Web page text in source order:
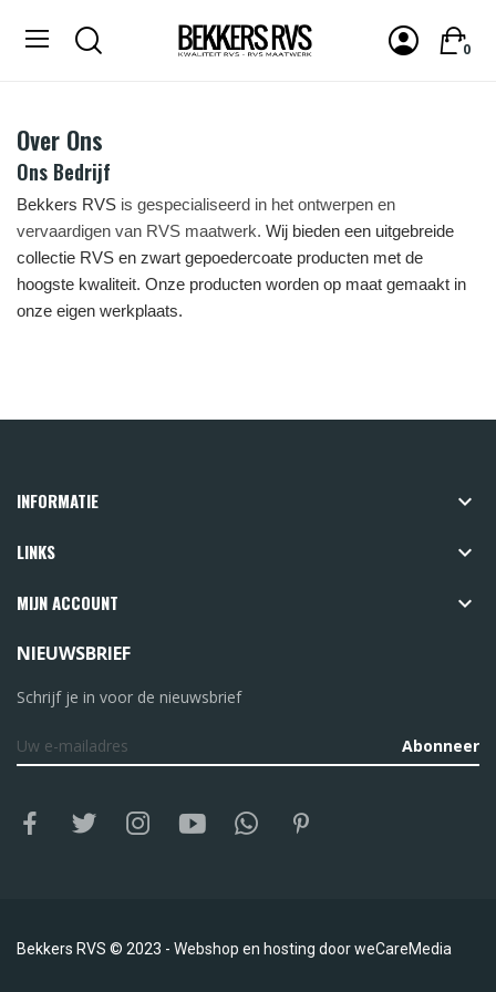
0
Over Ons
Ons Bedrijf
Bekkers RVS is gespecialiseerd in het ontwerpen en
vervaardigen van RVS maatwerk. Wij bieden een uitgebreide
collectie RVS en zwart gepoedercoate producten met de
hoogste kwaliteit. Onze producten worden op maat gemaakt in
onze eigen werkplaats.
INFORMATIE 
LINKS 
MIJN ACCOUNT 
NIEUWSBRIEF
Schrijf je in voor de nieuwsbrief
Abonneer
Bekkers RVS © 2023 - Webshop en hosting doorweCareMedia